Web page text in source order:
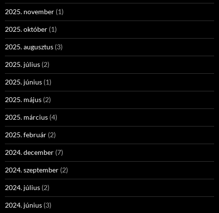
2025. november (1)
2025. október (1)
2025. augusztus (3)
2025. július (2)
2025. június (1)
2025. május (2)
2025. március (4)
2025. február (2)
2024. december (7)
2024. szeptember (2)
2024. július (2)
2024. június (3)